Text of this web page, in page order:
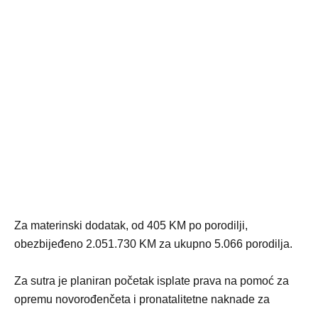
Za materinski dodatak, od 405 KM po porodilji,
obezbijeđeno 2.051.730 KM za ukupno 5.066 porodilja.
Za sutra je planiran početak isplate prava na pomoć za
opremu novorođenčeta i pronatalitetne naknade za